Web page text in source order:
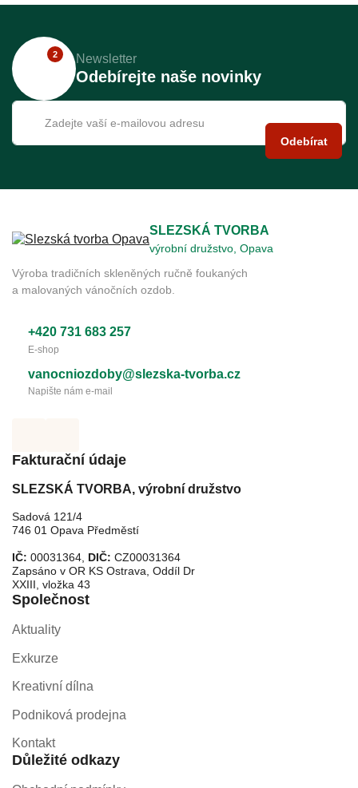
2 Newsletter
Odebírejte naše novinky
Odebírat
SLEZSKÁ TVORBA
výrobní družstvo, Opava
Výroba tradičních skleněných ručně foukaných
a malovaných vánočních ozdob.
+420 731 683 257
E-shop
vanocniozdoby@slezska-tvorba.cz
Napište nám e-mail
Fakturační údaje
SLEZSKÁ TVORBA, výrobní družstvo
Sadová 121/4
746 01 Opava Předměstí
IČ: 00031364, DIČ: CZ00031364
Zapsáno v OR KS Ostrava, Oddíl Dr
XXIII, vložka 43
Společnost
Aktuality
Exkurze
Kreativní dílna
Podniková prodejna
Kontakt
Důležité odkazy